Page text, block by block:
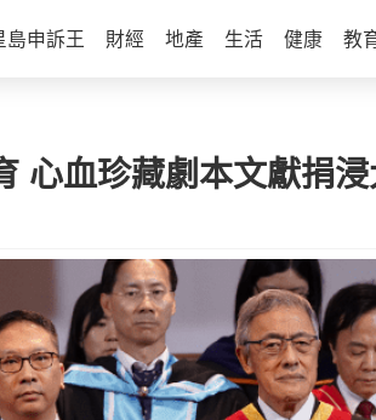
島申訴王 財經 地產 生活 健康 教
心血珍藏劇本文獻捐浸